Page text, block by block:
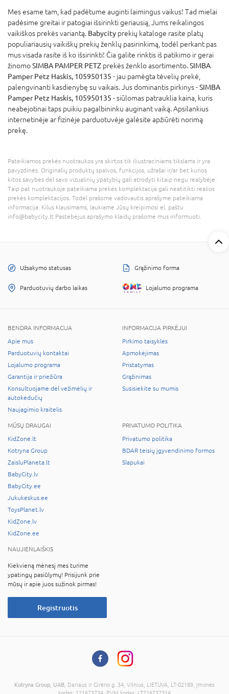
Mes esame tam, kad padėtume auginti laimingus vaikus! Tad mielai
padėsime greitai ir patogiai išsirinkti geriausią, Jums reikalingos
vaikiškos prekės variantą. Babycity prekių kataloge rasite platų
populiariausių vaikiškų prekių ženklų pasirinkimą, todėl perkant pas
mus visada rasite iš ko išsirinkti! Čia galite rinktis iš patikimo ir gerai
žinomoSIMBA PAMPER PETZ prekės ženklo asortimento.SIMBA
Pamper Petz Haskis, 105950135 - jau pamėgta tėvelių prekė,
palengvinanti kasdienybę su vaikais. Jus dominantis pirkinys -SIMBA
Pamper Petz Haskis, 105950135 - siūlomas patrauklia kaina, kuris
neabejotinai taps puikiu pagalbininku auginant vaiką. Apsilankius
internetinėje ar fizinėje parduotuvėje galėsite apžiūrėti norimą
prekę.
Pateikiamos prekės nuotraukos yra skirtos tik iliustraciniams tikslams ir yra
pavyzdinės. Originalių produktų spalvos, funkcijos, užrašai ir/ar bet kurios
kitos savybės dėl savo vizualinių ypatybių gali atrodyti kitaip negu realybėje.
Taip pat nuotraukoje pateikiama prekės komplektacija gali neatitikti realios
prekės komplektacijos. Todėl prašome vadovautis aprašyme pateikiama
informacija. Kilus klausimams, laukiame Jūsų kreipimosi el. paštu
info@babycity.lt Pastebėjus aprašymo klaidų prašome mus informuoti.
Užsakymo statusas Grąžinimo forma
Parduotuvių darbo laikas Lojalumo programa
BENDRA INFORMACIJA
Apie mus
Parduotuvių kontaktai
Lojalumo programa
Garantija ir priežiūra
Konsultuojame dėl vežimėlių ir
autokėdučių
Naujagimio kraitelis
INFORMACIJA PIRKĖJUI
Pirkimo taisyklės
Apmokėjimas
Pristatymas
Grąžinimas
Susisiekite su mumis
MŪSŲ DRAUGAI
KidZone.lt
Kotryna Group
ZaisluPlaneta.lt
BabyCity.lv
BabyCity.ee
Jukukeskus.ee
ToysPlanet.lv
KidZone.lv
KidZone.ee
PRIVATUMO POLITIKA
Privatumo politika
BDAR teisių įgyvendinimo formos
Slapukai
NAUJIENLAIŠKIS
Kiekvieną mėnesį mes turime
ypatingų pasiūlymų! Prisijunk prie
mūsų ir apie juos sužinok pirmas!
Registruotis
Kotryna Group, UAB , Dariaus ir Girėno g. 34, Vilnius, LIETUVA, LT-02189, Įmonės